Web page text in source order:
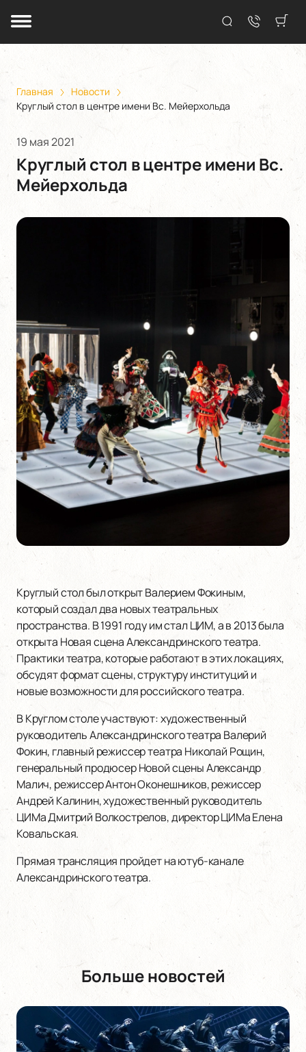
Главная
Новости
Круглый стол в центре имени Вс. Мейерхольда
19 мая 2021
Круглый стол в центре имени Вс.
Мейерхольда
Круглый стол был открыт Валерием Фокиным,
который создал два новых театральных
пространства. В 1991 году им стал ЦИМ, а в 2013 была
открыта Новая сцена Александринского театра.
Практики театра, которые работают в этих локациях,
обсудят формат сцены, структуру институций и
новые возможности для российского театра.
В Круглом столе участвуют: художественный
руководитель Александринского театра Валерий
Фокин, главный режиссер театра Николай Рощин,
генеральный продюсер Новой сцены Александр
Малич, режиссер Антон Оконешников, режиссер
Андрей Калинин, художественный руководитель
ЦИМа Дмитрий Волкострелов, директор ЦИМа Елена
Ковальская.
Прямая трансляция пройдет на ютуб-канале
Александринского театра.
Больше новостей